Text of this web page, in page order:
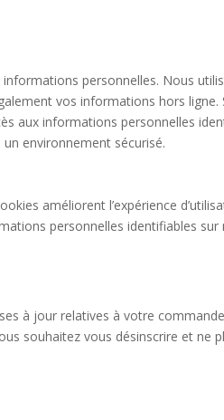
personnelles. Nous
vos informations hors ligne.
aux informations personnelles
environnement sécurisé.
améliorent l’expérience
personnelles identifiables sur
à jour relatives à votre
souhaitez vous désinscrire et ne